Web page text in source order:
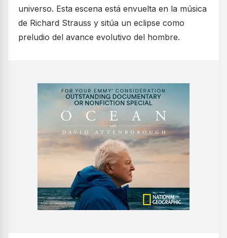
universo. Esta escena está envuelta en la música
de Richard Strauss y sitúa un eclipse como
preludio del avance evolutivo del hombre.